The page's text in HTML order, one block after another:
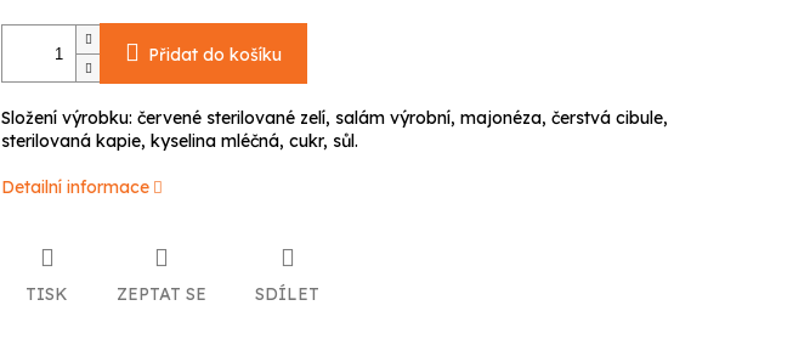
Přidat do košíku
Složení výrobku: červené sterilované zelí, salám výrobní, majonéza, čerstvá cibule,
sterilovaná kapie, kyselina mléčná, cukr, sůl.
Detailní informace
TISK ZEPTAT SE SDÍLET